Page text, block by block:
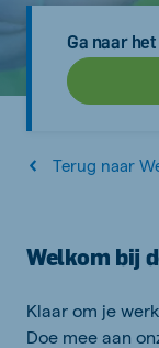
Ga naar
Terug naar
Welkom bij
Klaar om je
Doe mee aan